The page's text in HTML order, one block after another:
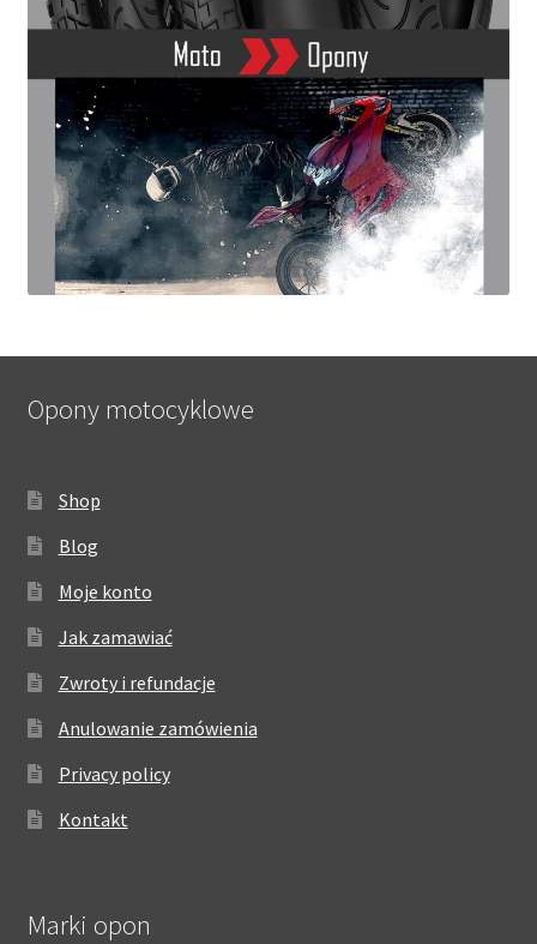
Opony motocyklowe
Shop
Blog
Moje konto
Jak zamawiać
Zwroty i refundacje
Anulowanie zamówienia
Privacy policy
Kontakt
Marki opon